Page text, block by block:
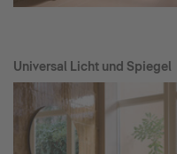
Universal Licht und Spiegel